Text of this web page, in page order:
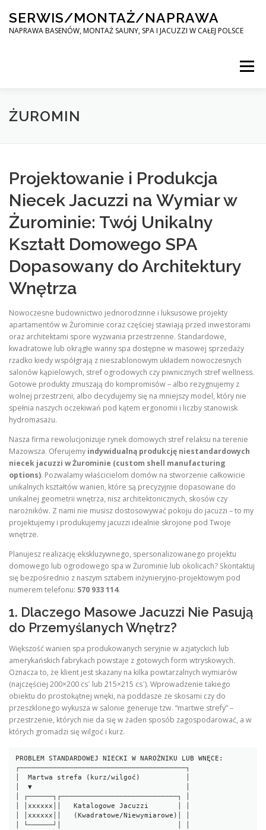
content
SERWIS/MONTAŻ/NAPRAWA
NAPRAWA BASENÓW, MONTAŻ SAUNY, SPA I JACUZZI W CAŁEJ POLSCE
Menu
SPA SERWIS
KONTAKT
ŻUROMIN
Projektowanie i Produkcja
Niecek Jacuzzi na Wymiar w
Żurominie: Twój Unikalny
Kształt Domowego SPA
Dopasowany do Architektury
Wnętrza
Nowoczesne budownictwo jednorodzinne i luksusowe projekty
apartamentów w Żurominie coraz częściej stawiają przed inwestorami
oraz architektami spore wyzwania przestrzenne. Standardowe,
kwadratowe lub okrągłe wanny spa dostępne w masowej sprzedaży
rzadko kiedy współgrają z nieszablonowym układem nowoczesnych
salonów kąpielowych, stref ogrodowych czy piwnicznych stref wellness.
Gotowe produkty zmuszają do kompromisów – albo rezygnujemy z
wolnej przestrzeni, albo decydujemy się na mniejszy model, który nie
spełnia naszych oczekiwań pod kątem ergonomii i liczby stanowisk
hydromasażu.
Nasza firma rewolucjonizuje rynek domowych stref relaksu na terenie
Mazowsza. Oferujemy indywidualną produkcję niestandardowych
niecek jacuzzi w Żurominie (custom shell manufacturing
options). Pozwalamy właścicielom domów na stworzenie całkowicie
unikalnych kształtów wanien, które są precyzyjnie dopasowane do
unikalnej geometrii wnętrza, nisz architektonicznych, skosów czy
narożników. Z nami nie musisz dostosowywać pokoju do jacuzzi – to my
projektujemy i produkujemy jacuzzi idealnie skrojone pod Twoje
wnętrze.
Planujesz realizację ekskluzywnego, spersonalizowanego projektu
domowego lub ogrodowego spa w Żurominie lub okolicach? Skontaktuj
się bezpośrednio z naszym sztabem inżynieryjno-projektowym pod
numerem telefonu: 570 933 114.
1. Dlaczego Masowe Jacuzzi Nie Pasują
do Przemyślanych Wnętrz?
Większość wanien spa produkowanych seryjnie w azjatyckich lub
amerykańskich fabrykach powstaje z gotowych form wtryskowych.
Oznacza to, że klient jest skazany na kilka powtarzalnych wymiarów
(najczęściej 200×200 csˊ lub 215×215 csˊ). Wprowadzenie takiego
obiektu do prostokątnej wnęki, na poddasze ze skosami czy do
przeszklonego wykusza w salonie generuje tzw. “martwe strefy” –
przestrzenie, których nie da się w żaden sposób zagospodarować, a w
których gromadzi się wilgoć i kurz.
PROBLEM STANDARDOWEJ NIECKI W NAROŻNIKU LUB WNĘCE:
┌────────────────────────────────────────┐
│  Martwa strefa (kurz/wilgoć)           │
│  ▼                                     │
│ ┌──────┐┌────────────────────────────┐ │
│ │xxxxxx││   Katalogowe Jacuzzi       │ │
│ │xxxxxx││   (Kwadratowe/Niewymiarowe)│ │
│ └──────┘│                            │ │